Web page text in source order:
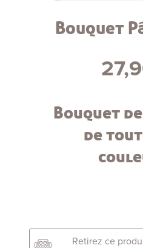
Bouquet
Bouquet
de
Retirez ce